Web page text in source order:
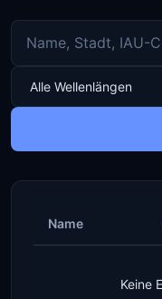
Name
Keine